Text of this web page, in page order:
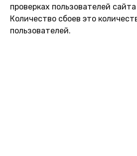
проверках пользователей
Количество сбоев это
пользователей.